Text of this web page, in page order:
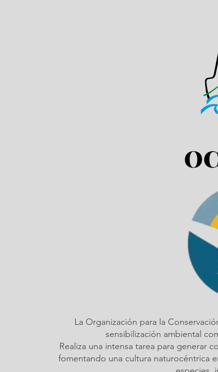
La Organización para la
sensibilización ambiental
Realiza una intensa tarea para generar
fomentando una cultura naturocéntrica